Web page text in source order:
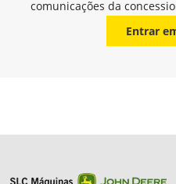
Whatsapp
Telefone
Política de